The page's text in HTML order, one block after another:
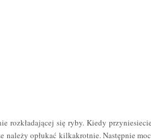
rozkładającej się ryby. Kiedy
należy opłukać kilkakrotnie. Następnie